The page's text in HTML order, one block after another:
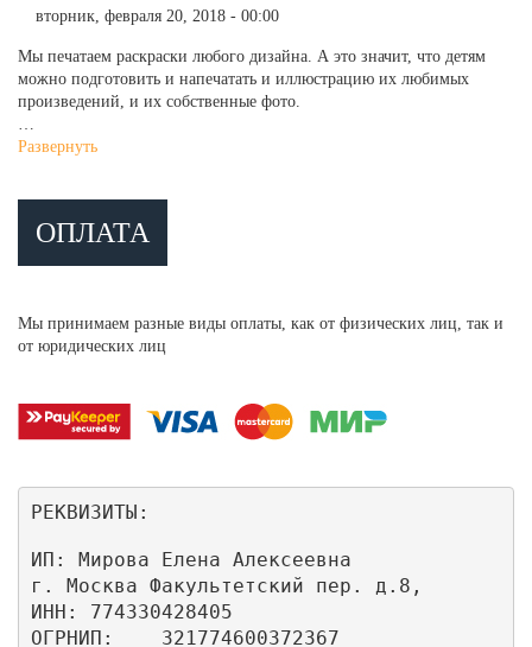
вторник, февраля 20, 2018 - 00:00
Мы печатаем раскраски любого дизайна. А это значит, что детям
можно подготовить и напечатать и иллюстрацию их любимых
произведений, и их собственные фото.
…
Развернуть
ОПЛАТА
Мы принимаем разные виды оплаты, как от физических лиц, так и
от юридических лиц
РЕКВИЗИТЫ:
ИП: Мирова Елена Алексеевна
г. Москва Факультетский пер. д.8,
ИНН: 774330428405
ОГРНИП:    321774600372367